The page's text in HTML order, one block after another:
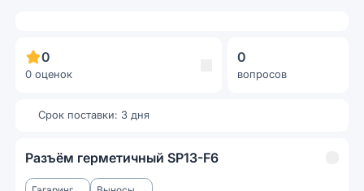
0
0 оценок
0
вопросов
Срок поставки: 3 дня
Разъём герметичный SP13-F6